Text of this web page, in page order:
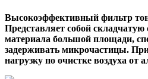
Высокоэффективный фильтр
Представляет собой складчатую
материала большой площади,
задерживать микрочастицы.
нагрузку по очистке воздуха от